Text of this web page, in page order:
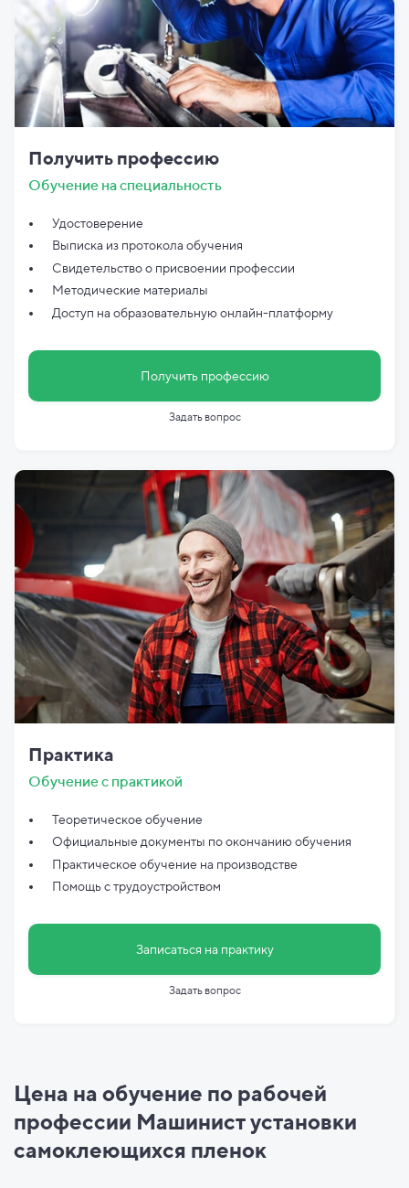
Получить профессию
Обучение на специальность
Удостоверение
Выписка из протокола обучения
Свидетельство о присвоении профессии
Методические материалы
Доступ на образовательную онлайн-платформу
Получить профессию
Задать вопрос
Практика
Обучение с практикой
Теоретическое обучение
Официальные документы поокончанию обучения
Практическое обучение на производстве
Помощь с трудоустройством
Записаться на практику
Задать вопрос
Цена на обучение по рабочей
профессии Машинист установки
самоклеющихся пленок